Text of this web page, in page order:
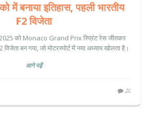
में बनाया इतिहास, पहली भारतीय
F2 विजेता
को Monaco Grand Prix स्प्रिंट रेस जीतकर
बन गया, जो मोटरस्पोर्ट में नया अध्याय खोलता है।
आगे पढ़ें
20